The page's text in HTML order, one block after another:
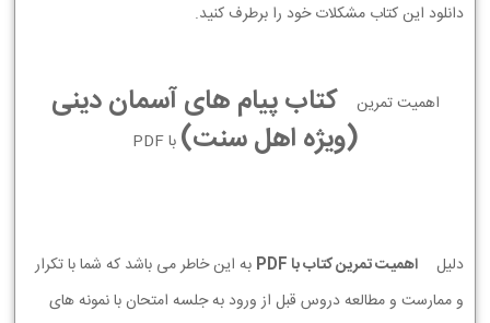
دانلود این کتاب مشکلات خود را برطرف کنید.
اهمیت تمرین
کتاب پیام های آسمان دینی
(ویژه اهل سنت) با PDF
دلیل اهمیت تمرین کتاب با PDF
به این خاطر می باشد که شما با تکرار
و ممارست و مطالعه دروس قبل از ورود به جلسه امتحان با نمونه های